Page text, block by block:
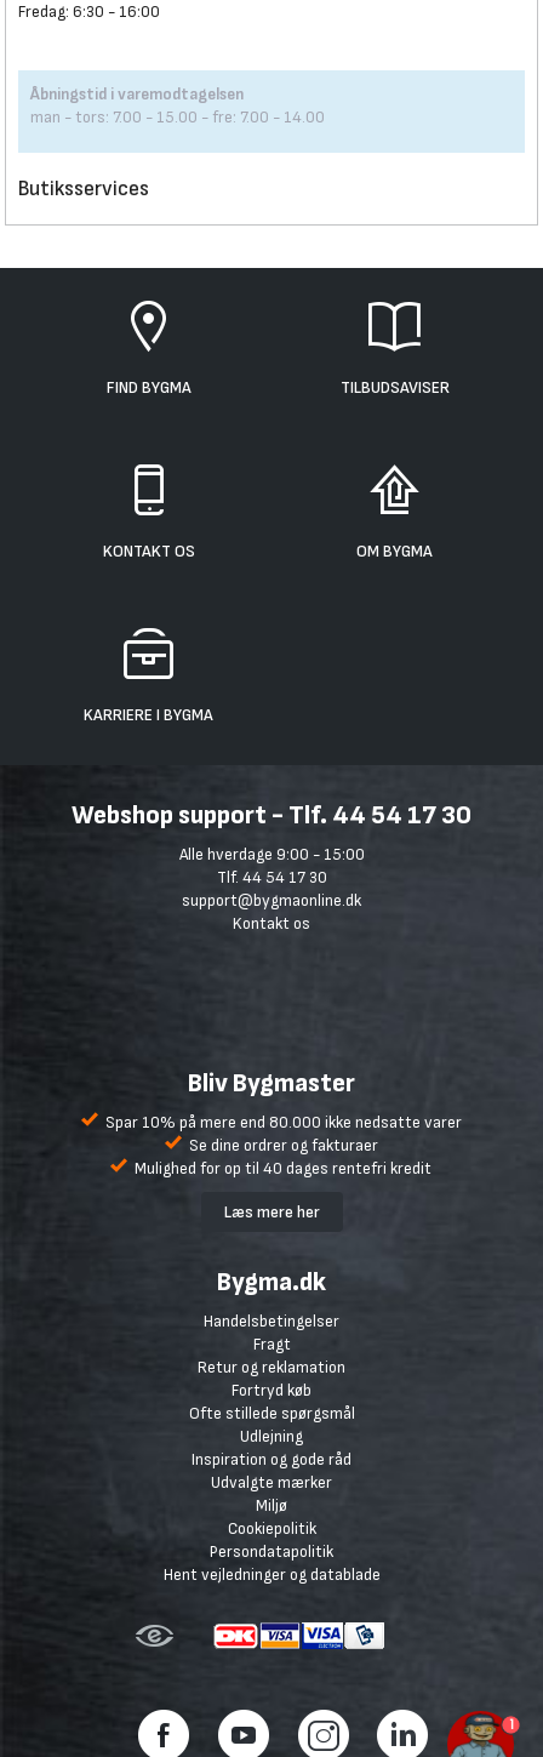
Fredag: 6:30 - 16:00
Åbningstid i varemodtagelsen
man - tors: 7.00 - 15.00 - fre: 7.00 - 14.00
Butiksservices
FIND BYGMA TILBUDSAVISER
KONTAKT OS OM BYGMA
KARRIERE I BYGMA
Webshop support - Tlf. 44 54 17 30
Alle hverdage 9:00 - 15:00
Tlf. 44 54 17 30
support@bygmaonline.dk
Kontakt os
Bliv Bygmaster
Spar 10% på mere end 80.000 ikke nedsatte varer
Se dine ordrer og fakturaer
Mulighed for op til 40 dages rentefri kredit
Læs mere her
Bygma.dk
Handelsbetingelser
Fragt
Retur og reklamation
Fortryd køb
Ofte stillede spørgsmål
Udlejning
Inspiration og gode råd
Udvalgte mærker
Miljø
Cookiepolitik
Persondatapolitik
Hent vejledninger og datablade
1